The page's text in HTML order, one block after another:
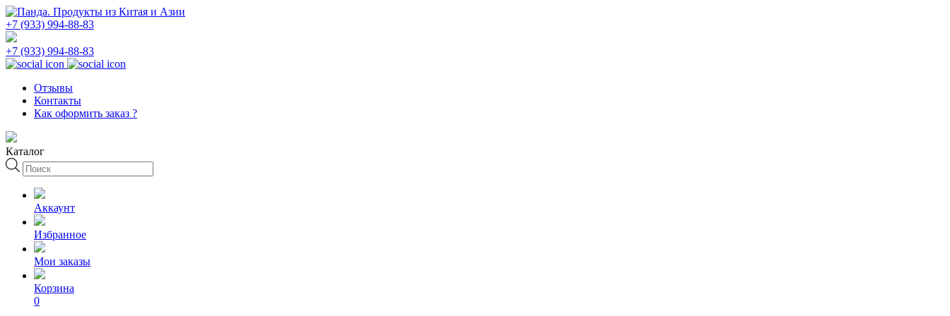
+7 (933) 994-88-83
+7 (933) 994-88-83
Отзывы
Контакты
Как оформить заказ ?
Каталог
Поиск
товаров
Аккаунт
Избранное
Мои заказы
Корзина
0